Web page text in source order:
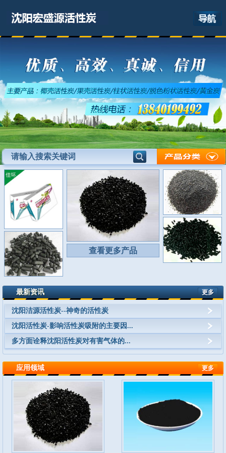
关于我们
产品展示
最新资讯
应用领域
联系我们
查看更多产品
最新资讯 更多
沈阳洁源活性炭--神奇的活性炭
沈阳活性炭-影响活性炭吸附的主要因...
多方面诠释沈阳活性炭对有害气体的...
应用领域 更多